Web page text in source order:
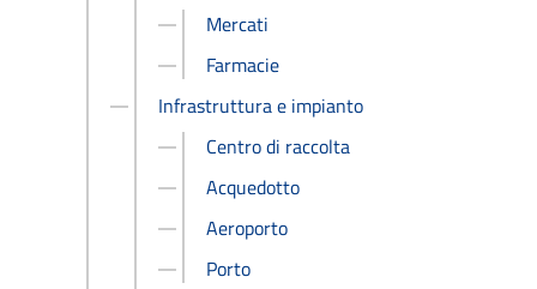
Mercati
Farmacie
Infrastruttura e impianto
Centro di raccolta
Acquedotto
Aeroporto
Porto